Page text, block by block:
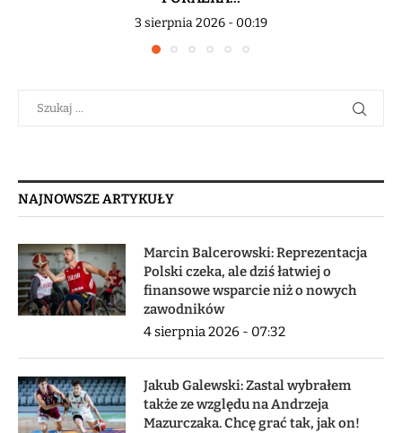
3 sierpnia 2026 - 00:19
NAJNOWSZE ARTYKUŁY
Marcin Balcerowski: Reprezentacja
Polski czeka, ale dziś łatwiej o
finansowe wsparcie niż o nowych
zawodników
4 sierpnia 2026 - 07:32
Jakub Galewski: Zastal wybrałem
także ze względu na Andrzeja
Mazurczaka. Chcę grać tak, jak on!